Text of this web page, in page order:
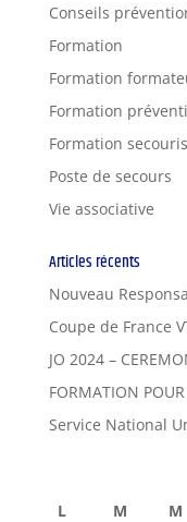
Conseils
Formation
Formation
Formation
Formation
Poste de secours
Vie associative
Articles récents
Nouveau
Coupe de France
JO 2024 –
FORMATION
Service National
L M M